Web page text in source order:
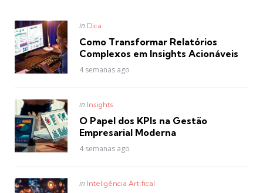
Posted
in Dica
Como Transformar Relatórios
Complexos em Insights Acionáveis
4 semanas ago
Posted
in Insights
O Papel dos KPIs na Gestão
Empresarial Moderna
4 semanas ago
Posted
in Inteligência Artifical